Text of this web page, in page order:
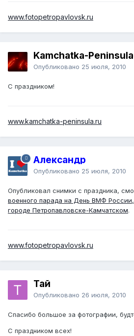
www.fotopetropavlovsk.ru
Kamchatka-
Опубликовано 25 июля, 2010
С праздником!
www.kamchatka-peninsula.ru
Александр
Опубликовано 25 июля, 2010
Опубликовал снимки с праздника,
военного парада на День ВМФ
городе Петропавловске-Камчатском.
www.fotopetropavlovsk.ru
Тай
Опубликовано 26 июля, 2010
Спасибо большое за фотографии,
С праздником всех!